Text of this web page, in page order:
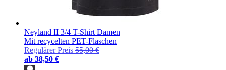
Neyland II 3/4 T-Shirt Damen
Mit recycelten PET-Flaschen
Regulärer Preis 55,00 €
ab 38,50 €